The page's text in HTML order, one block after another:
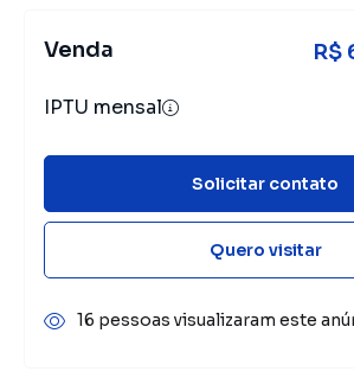
Venda R$
IPTU mensal
Solicitar contato
Quero visitar
16 pessoas visualizaram este